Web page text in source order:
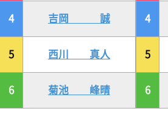
4 吉岡 誠
5 西川 真人
6 菊池 峰晴
4
5
6